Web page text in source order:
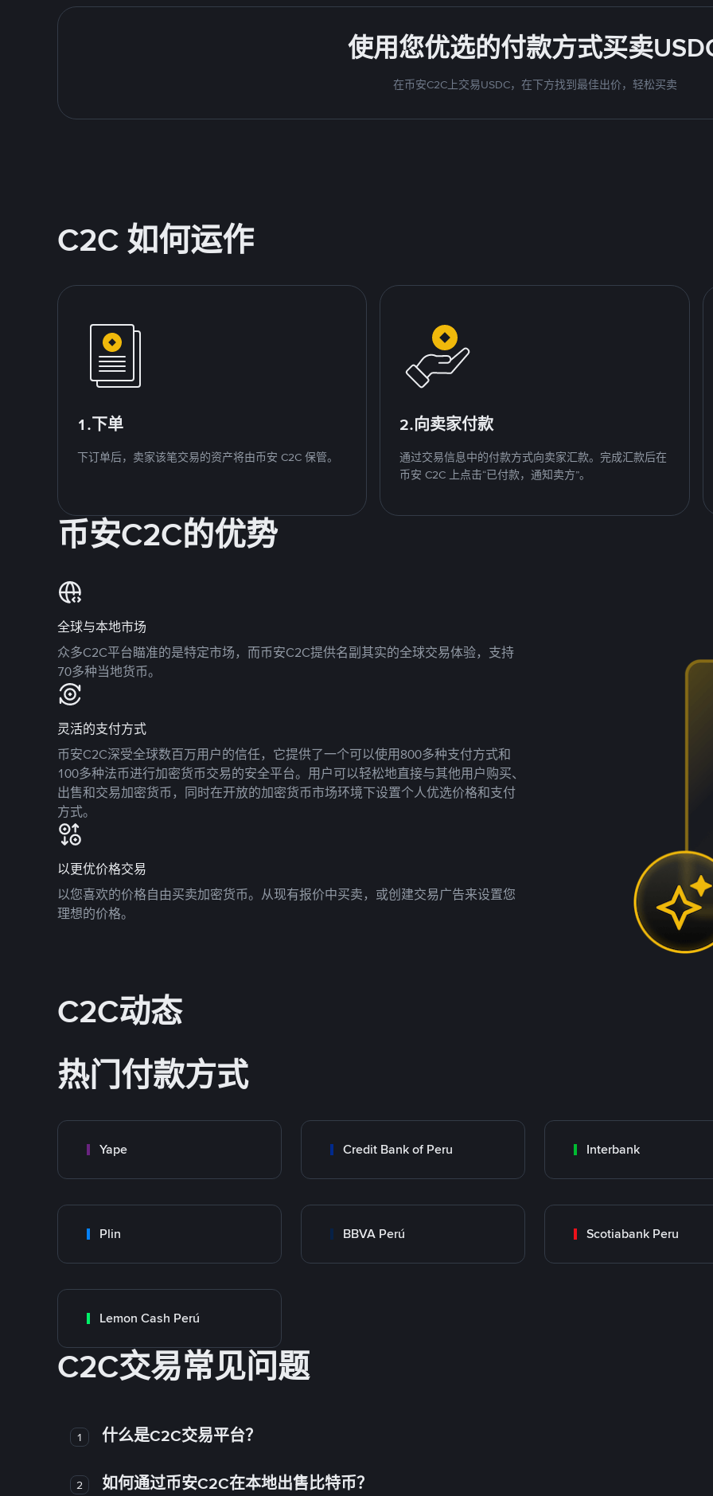
使用您优选的付款方式买卖
在币安C2C上交易USDC，在下方找到最佳出价，轻松买卖
C2C 如何运作
1.下单
下订单后，卖家该笔交易的资产将由币安 C2C 保管。
2.向卖家付款
通过交易信息中的付款方式向卖家汇款。完成汇款后在
币安 C2C 上点击“已付款，通知卖方”。
币安C2C的优势
全球与本地市场
众多C2C平台瞄准的是特定市场，而币安C2C提供名副其实的全球交易体验，支持
70多种当地货币。
灵活的支付方式
币安C2C深受全球数百万用户的信任，它提供了一个可以使用800多种支付方式和
100多种法币进行加密货币交易的安全平台。用户可以轻松地直接与其他用户购买、
出售和交易加密货币，同时在开放的加密货币市场环境下设置个人优选价格和支付
方式。
以更优价格交易
以您喜欢的价格自由买卖加密货币。从现有报价中买卖，或创建交易广告来设置您
理想的价格。
C2C动态
热门付款方式
Yape Credit Bank of Peru Interbank
Plin BBVA Perú Scotiabank Peru
Lemon Cash Perú
C2C交易常见问题
1 什么是C2C交易平台？
2 如何通过币安C2C在本地出售比特币？